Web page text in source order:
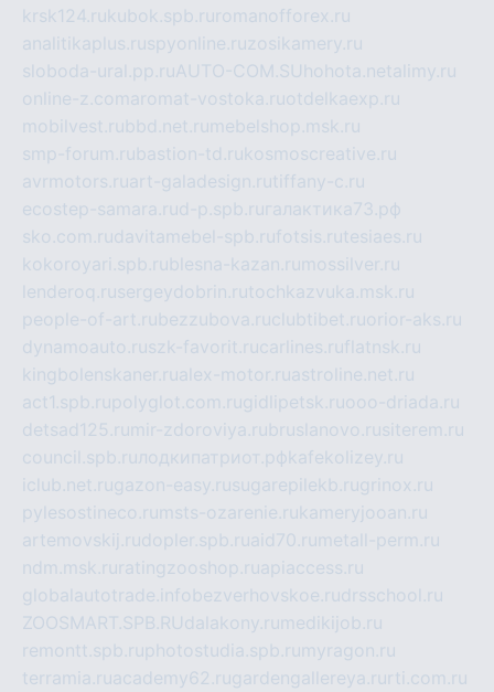
krsk124.rukubok.spb.ru romanofforex.ru
analitikaplus.ruspyonline.ruzosikamery.ru
sloboda-ural.pp.ruAUTO-COM.SU hohota.net alimy.ru
online-z.comaromat-vostoka.ruotdelkaexp.ru
mobilvest.rubbd.net.ru mebelshop.msk.ru
smp-forum.rubastion-td.rukosmoscreative.ru
avrmotors.ruart-galadesign.rutiffany-c.ru
ecostep-samara.rud-p.spb.ru галактика73.рф
sko.com.rudavitamebel-spb.rufotsis.rutesiaes.ru
kokoroyari.spb.rublesna-kazan.ru mossilver.ru
lenderoq.rusergeydobrin.rutochkazvuka.msk.ru
people-of-art.rubezzubova.ruclubtibet.ruorior-aks.ru
dynamoauto.ruszk-favorit.rucarlines.ruflatnsk.ru
kingbolenskaner.rualex-motor.ruastroline.net.ru
act1.spb.rupolyglot.com.rugidlipetsk.ruooo-driada.ru
detsad125.ru mir-zdoroviya.rubruslanovo.rusiterem.ru
council.spb.ruлодкипатриот.рфkafekolizey.ru
iclub.net.rugazon-easy.rusugarepilekb.rugrinox.ru
pylesostineco.ru msts-ozarenie.rukameryjooan.ru
artemovskij.rudopler.spb.ruaid70.ru metall-perm.ru
ndm.msk.ru ratingzooshop.ruapiaccess.ru
globalautotrade.info bezverhovskoe.rudrsschool.ru
ZOOSMART.SPB.RUdalakony.ru medikijob.ru
remontt.spb.ruphotostudia.spb.ru myragon.ru
terramia.ruacademy62.rugardengallereya.ru rti.com.ru